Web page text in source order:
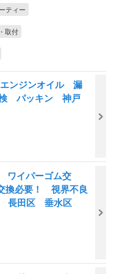
ティー
取付
ンジンオイル 漏
パッキン 神戸
ワイパーゴム交
換必要！ 視界不良
長田区 垂水区